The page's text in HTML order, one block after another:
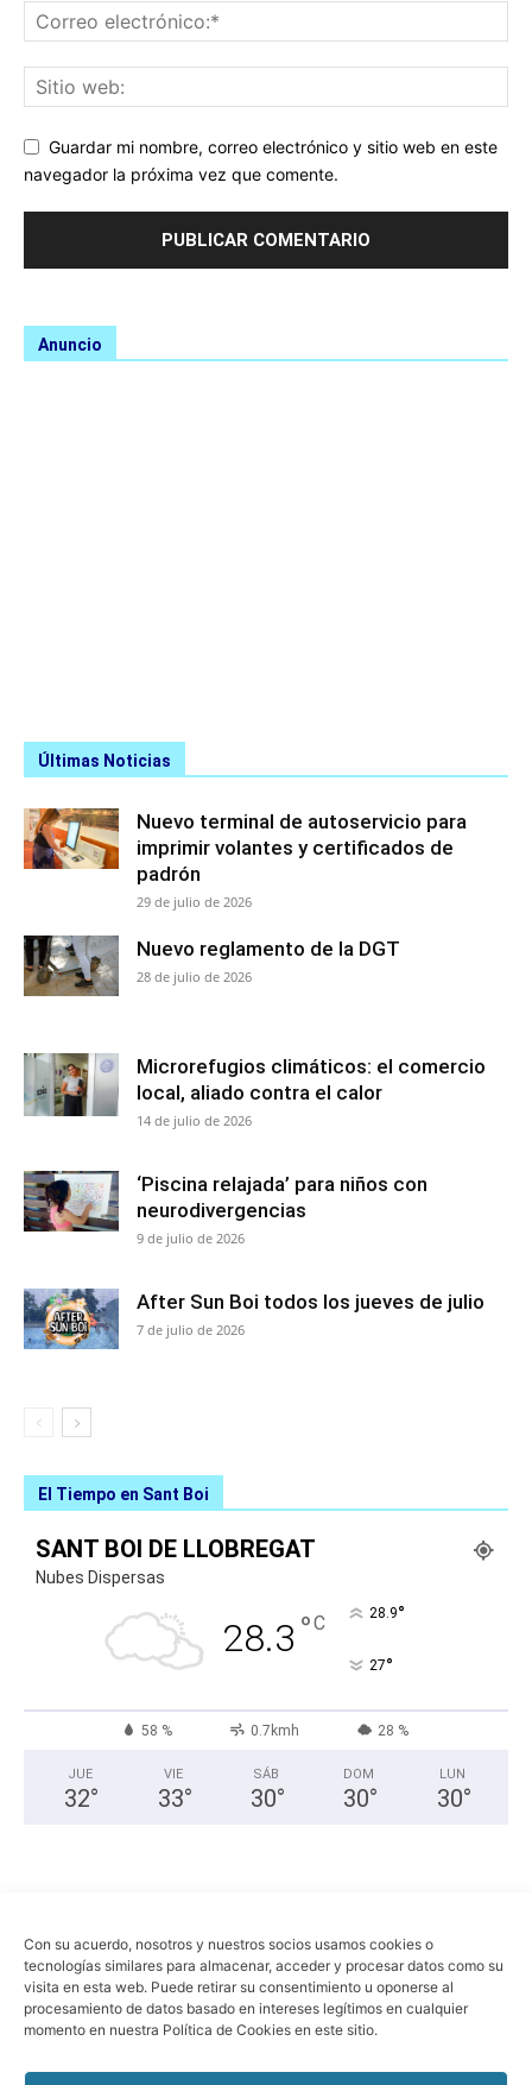
Con su acuerdo, nosotros y nuestros socios usamos cookies o
tecnologías similares para almacenar, acceder y procesar datos como su
visita en esta web. Puede retirar su consentimiento u oponerse al
procesamiento de datos basado en intereses legítimos en cualquier
momento en nuestra Política de Cookies en este sitio.
Guardar mi nombre, correo electrónico y sitio web en este
navegador la próxima vez que comente.
Anuncio
Últimas Noticias
Nuevo terminal de autoservicio para
imprimir volantes y certificados de
padrón
29 de julio de 2026
Nuevo reglamento de la DGT
28 de julio de 2026
Microrefugios climáticos: el comercio
local, aliado contra el calor
14 de julio de 2026
‘Piscina relajada’ para niños con
neurodivergencias
9 de julio de 2026
After Sun Boi todos los jueves de julio
7 de julio de 2026
El Tiempo en Sant Boi
SANT BOI DE LLOBREGAT
Nubes Dispersas
28.3 °C 28.9°
27°
58 % 0.7kmh 28 %
JUE
32°
VIE
33°
SÁB
30°
DOM
30°
LUN
30°
Economia Política Sociedad Política de privacidad Aviso legal